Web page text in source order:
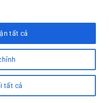
tất cả
tất cả
All Rights Reserved